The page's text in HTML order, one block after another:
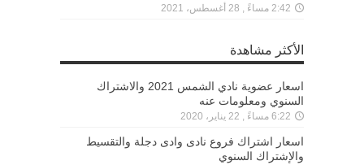
2:42 مساءً , 28 أغسطس، 2021
الأكثر مشاهدة
اسعار عضوية نادي الشمس 2021 والاشتراك
السنوي ومعلومات عنه
6:22 مساءً , 22 يناير، 2020
اسعار اشتراك فروع نادى وادى دجلة والتقسيط
والإشتراك السنوي